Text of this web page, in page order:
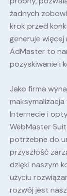
żadnych
krok przed
generuje
AdMaster to
pozyskiwanie i
Jako firma
Internecie i
WebMaster
potrzebne do
przyszłość
dzięki naszym
użyciu
rozwój jest